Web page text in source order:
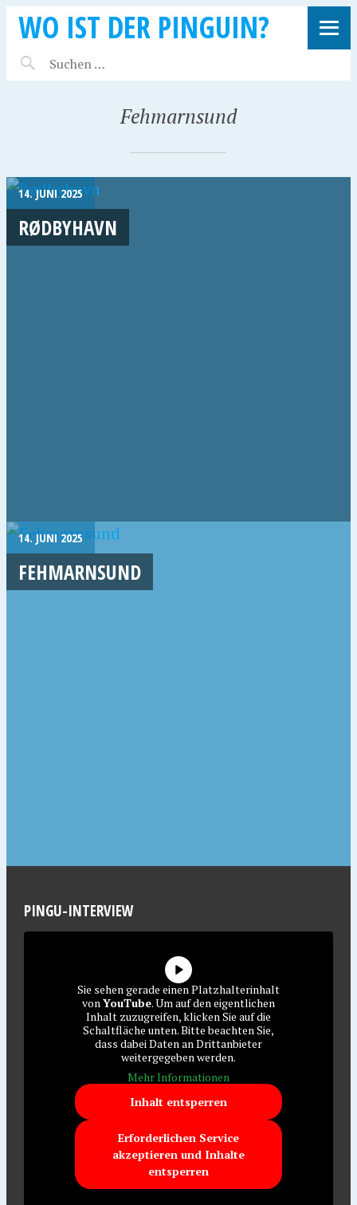
WO IST DER PINGUIN?
Fehmarnsund
14. JUNI 2025
RØDBYHAVN
14. JUNI 2025
FEHMARNSUND
PINGU-INTERVIEW
Sie sehen gerade einen Platzhalterinhalt
vonYouTube. Um auf den eigentlichen
Inhalt zuzugreifen, klicken Sie auf die
Schaltfläche unten. Bitte beachten Sie,
dass dabei Daten an Drittanbieter
weitergegeben werden.
Mehr Informationen
Inhalt entsperren
Erforderlichen Service
akzeptieren und Inhalte
entsperren